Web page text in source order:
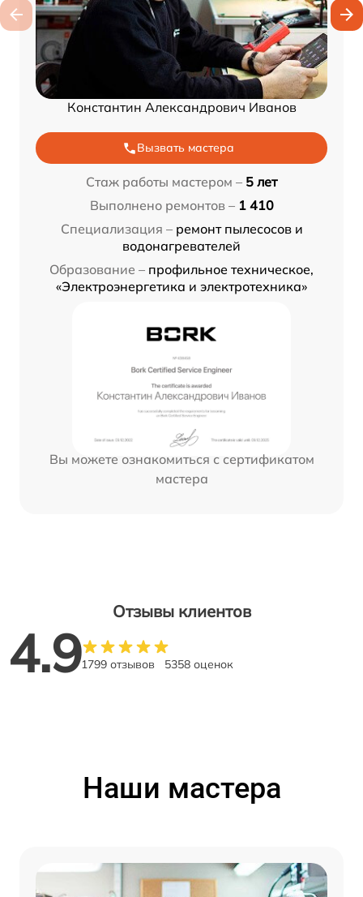
Константин Александрович Иванов
Вызвать мастера
Стаж работы мастером – 5 лет
Выполнено ремонтов – 1 410
Специализация – ремонт пылесосов и
водонагревателей
Образование – профильное техническое,
«Электроэнергетика и электротехника»
Вы можете ознакомиться с сертификатом
мастера
Отзывы клиентов
4.91799 отзывов 5358 оценок
Наши мастера